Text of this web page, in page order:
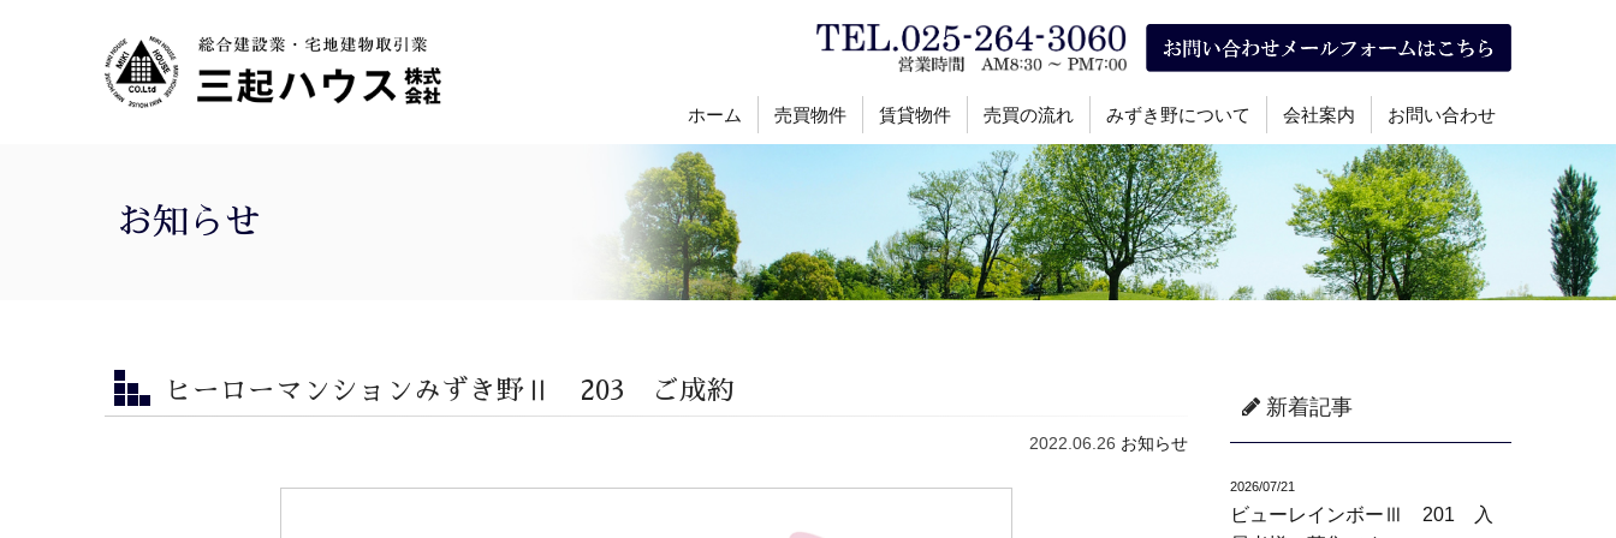
ホーム 売買物件 賃貸物件 売買の流れ みずき野について 会社案内 お問い合わせ
お知らせ
ヒーローマンションみずき野Ⅱ 203 ご成約
2022.06.26 お知らせ
新着記事
2026/07/21
ビューレインボーⅢ 201 入